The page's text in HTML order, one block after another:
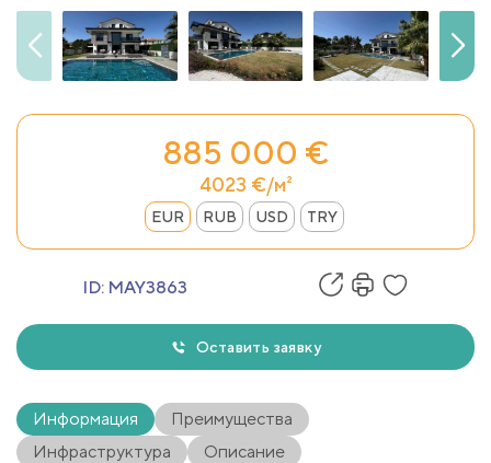
885 000 €
4023 €/м²
EUR RUB USD TRY
ID: MAY3863
Оставить заявку
Информация
Преимущества
Инфраструктура
Описание